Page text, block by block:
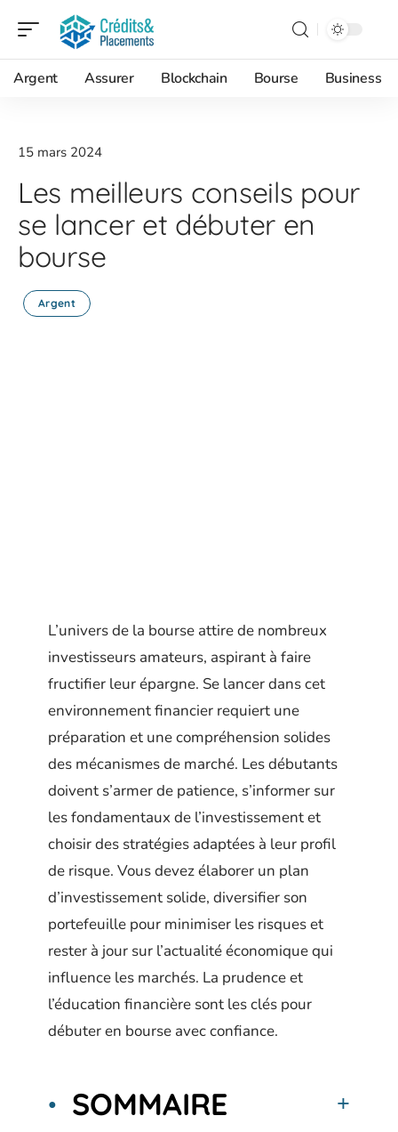
Argent Assurer Blockchain Bourse Business
15 mars 2024
Les meilleurs conseils pour
se lancer et débuter en
bourse
Argent
L’univers de la bourse attire de nombreux
investisseurs amateurs, aspirant à faire
fructifier leur épargne. Se lancer dans cet
environnement financier requiert une
préparation et une compréhension solides
des mécanismes de marché. Les débutants
doivent s’armer de patience, s’informer sur
les fondamentaux de l’investissement et
choisir des stratégies adaptées à leur profil
de risque. Vous devez élaborer un plan
d’investissement solide, diversifier son
portefeuille pour minimiser les risques et
rester à jour sur l’actualité économique qui
influence les marchés. La prudence et
l’éducation financière sont les clés pour
débuter en bourse avec confiance.
SOMMAIRE